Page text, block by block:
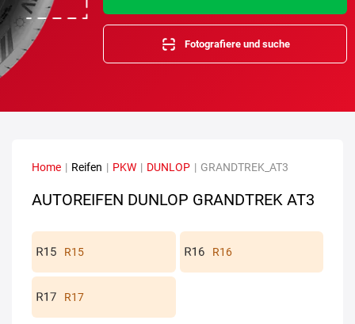
Fotografiere und suche
Home | Reifen | PKW | DUNLOP | GRANDTREK_AT3
AUTOREIFEN DUNLOP GRANDTREK AT3
R15 R16
R17